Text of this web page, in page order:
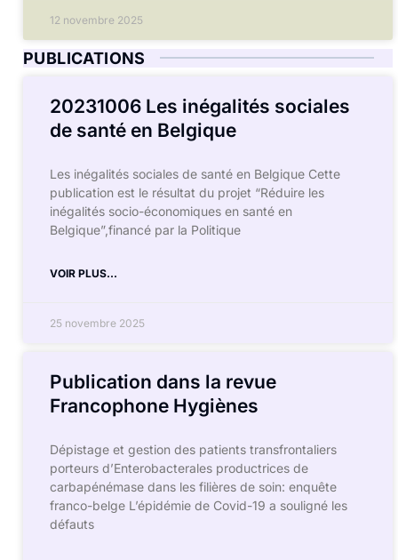
12 novembre 2025
PUBLICATIONS
20231006 Les inégalités sociales
de santé en Belgique
Les inégalités sociales de santé en Belgique Cette
publication est le résultat du projet “Réduire les
inégalités socio-économiques en santé en
Belgique”,financé par la Politique
VOIR PLUS...
25 novembre 2025
Publication dans la revue
Francophone Hygiènes
Dépistage et gestion des patients transfrontaliers
porteurs d’Enterobacterales productrices de
carbapénémase dans les filières de soin: enquête
franco-belge L’épidémie de Covid-19 a souligné les
défauts